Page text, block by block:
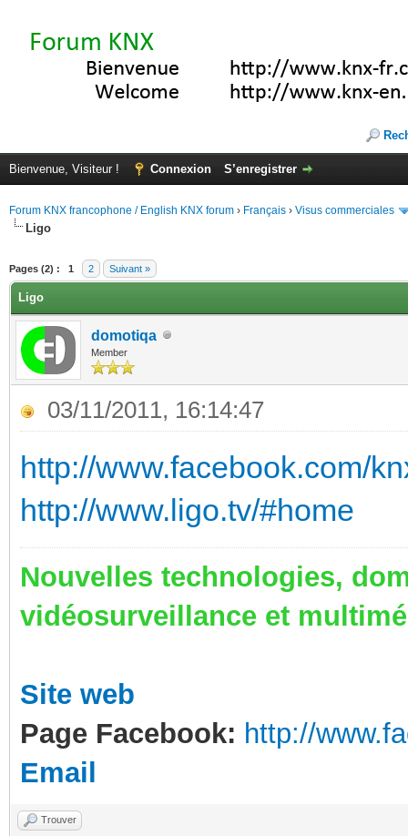
Bienvenue, Visiteur ! Connexion S’enregistrer
Forum KNX francophone / English KNX forum › Français › Visus commerciales
Ligo
Pages (2) : 1 2 Suivant »
Ligo
domotiqa
Member
03/11/2011, 16:14:47
http://www.facebook.com/
http://www.ligo.tv/#home
Nouvelles technologies,
vidéosurveillance et
Site web
Page Facebook: http://
Email
Trouver